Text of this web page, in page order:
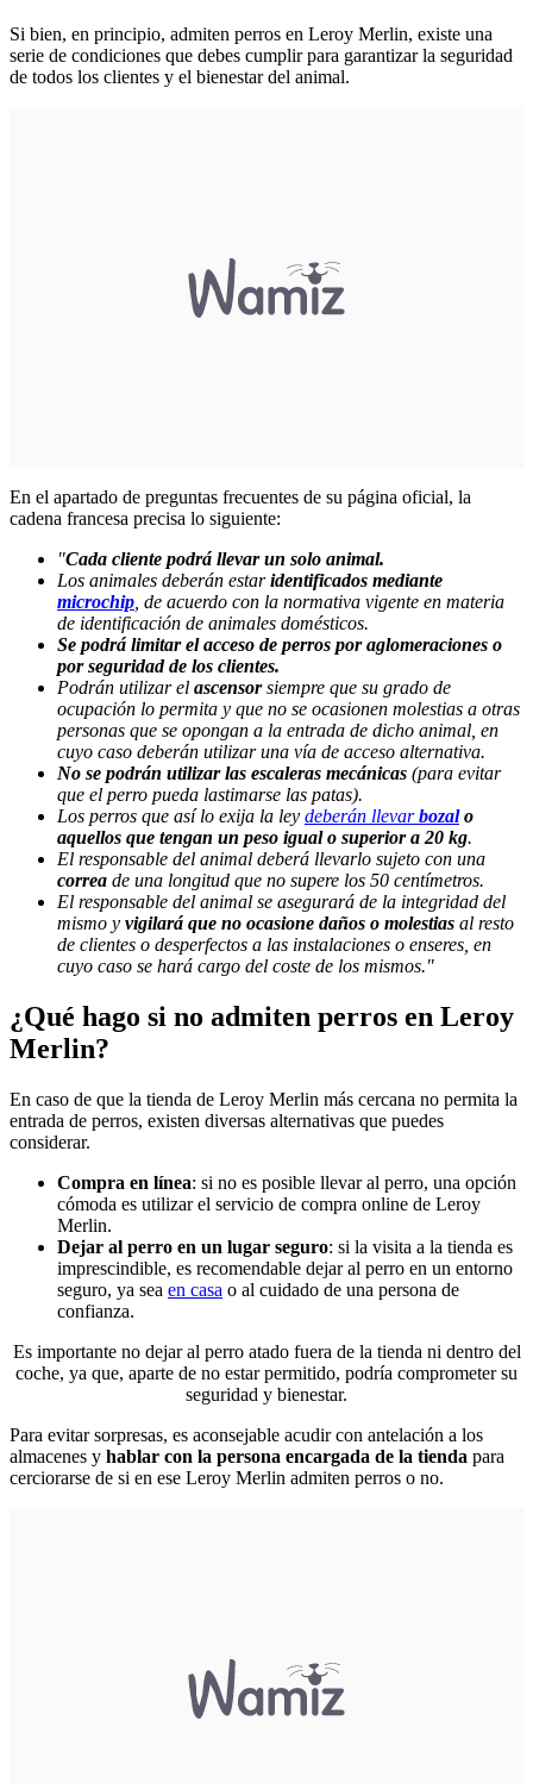
Si bien, en principio, admiten perros en Leroy Merlin, existe una
serie de condiciones que debes cumplir para garantizar la seguridad
de todos los clientes y el bienestar del animal.
En el apartado de preguntas frecuentes de su página oficial, la
cadena francesa precisa lo siguiente:
"Cada cliente podrá llevar un solo animal.
Los animales deberán estaridentificados mediante
microchip , de acuerdo con la normativa vigente en materia
de identificación de animales domésticos.
Se podrá limitar el acceso de perros por aglomeraciones o
por seguridad de los clientes.
Podrán utilizar el ascensorsiempre que su grado de
ocupación lo permita y que no se ocasionen molestias a otras
personas que se opongan a la entrada de dicho animal, en
cuyo caso deberán utilizar una vía de acceso alternativa.
No se podrán utilizar las escaleras mecánicas (para evitar
que el perro pueda lastimarse las patas).
Los perros que así lo exija la ley deberán llevarbozalo
aquellos que tengan un peso igual o superior a 20 kg.
El responsable del animal deberá llevarlo sujeto con una
correa de una longitud que no supere los 50 centímetros.
El responsable del animal se asegurará de la integridad del
mismo y vigilará que no ocasione daños o molestias al resto
de clientes o desperfectos a las instalaciones o enseres, en
cuyo caso se hará cargo del coste de los mismos."
¿Qué hago si no admiten perros en Leroy
Merlin?
En caso de que la tienda de Leroy Merlin más cercana no permita la
entrada de perros, existen diversas alternativas que puedes
considerar.
Compra en línea: si no es posible llevar al perro, una opción
cómoda es utilizar el servicio de compra online de Leroy
Merlin.
Dejar al perro en un lugar seguro: si la visita a la tienda es
imprescindible, es recomendable dejar al perro en un entorno
seguro, ya sea en casa o al cuidado de una persona de
confianza.
Es importante no dejar al perro atado fuera de la tienda ni dentro del
coche, ya que, aparte de no estar permitido, podría comprometer su
seguridad y bienestar.
Para evitar sorpresas, es aconsejable acudir con antelación a los
almacenes y hablar con la persona encargada de la tienda para
cerciorarse de si en ese Leroy Merlin admiten perros o no.